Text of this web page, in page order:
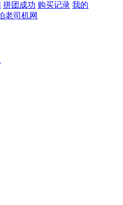
拼团成功 购买记录 我的